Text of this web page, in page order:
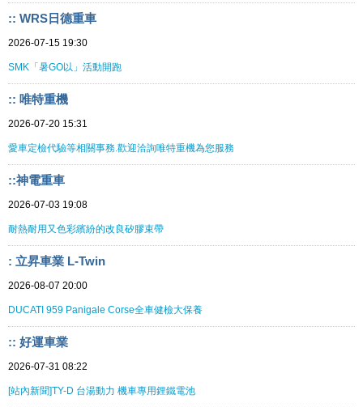
:: WRS日德重車
2026-07-15 19:30
SMK「暑GO以」活動開跑
:: 唯特重機
2026-07-20 15:31
愛車定檢代驗等相關事務.歡迎洽詢唯特重機為您服務
::神電重車
2026-07-03 19:08
耐熱耐用又色彩繽紛的改良矽膠束帶
: 立昇車業 L-Twin
2026-08-07 20:00
DUCATI 959 Panigale Corse全車健檢大保養
:: 好運車業
2026-07-31 08:22
[站內新聞]TY-D 台湯動力 機車專用鋰鐵電池